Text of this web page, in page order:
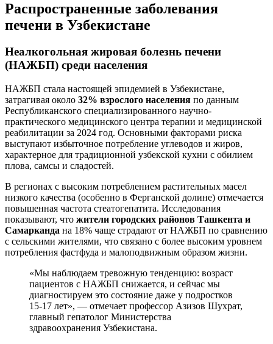
Распространенные заболевания
печени в Узбекистане
Неалкогольная жировая болезнь печени
(НАЖБП) среди населения
НАЖБП стала настоящей эпидемией в Узбекистане,
затрагивая около 32% взрослого населения по данным
Республиканского специализированного научно-
практического медицинского центра терапии и медицинской
реабилитации за 2024 год. Основными факторами риска
выступают избыточное потребление углеводов и жиров,
характерное для традиционной узбекской кухни с обилием
плова, самсы и сладостей.
В регионах с высоким потреблением растительных масел
низкого качества (особенно в Ферганской долине) отмечается
повышенная частота стеатогепатита. Исследования
показывают, что жители городских районов Ташкента и
Самарканда на 18% чаще страдают от НАЖБП по сравнению
с сельскими жителями, что связано с более высоким уровнем
потребления фастфуда и малоподвижным образом жизни.
«Мы наблюдаем тревожную тенденцию: возраст
пациентов с НАЖБП снижается, и сейчас мы
диагностируем это состояние даже у подростков
15-17 лет», — отмечает профессор Азизов Шухрат,
главный гепатолог Министерства
здравоохранения Узбекистана.